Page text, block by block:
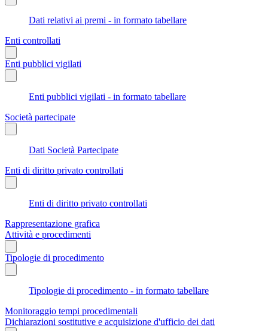
Dati relativi ai premi - in formato tabellare
Enti controllati
Enti pubblici vigilati
Enti pubblici vigilati - in formato tabellare
Società partecipate
Dati Società Partecipate
Enti di diritto privato controllati
Enti di diritto privato controllati
Rappresentazione grafica
Attività e procedimenti
Tipologie di procedimento
Tipologie di procedimento - in formato tabellare
Monitoraggio tempi procedimentali
Dichiarazioni sostitutive e acquisizione d'ufficio dei dati